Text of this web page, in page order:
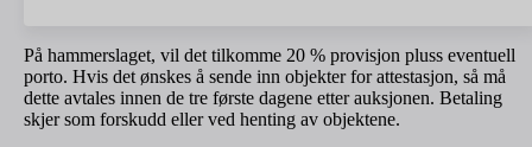
På hammerslaget, vil det tilkomme 20 % provisjon pluss eventuell
porto. Hvis det ønskes å sende inn objekter for attestasjon, så må
dette avtales innen de tre første dagene etter auksjonen. Betaling
skjer som forskudd eller ved henting av objektene.